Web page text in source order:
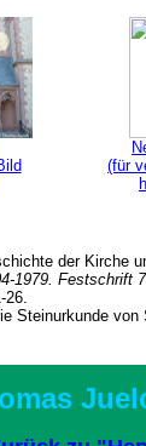
(für
der Kirche
1979. Festschrift
26.
Steinurkunde